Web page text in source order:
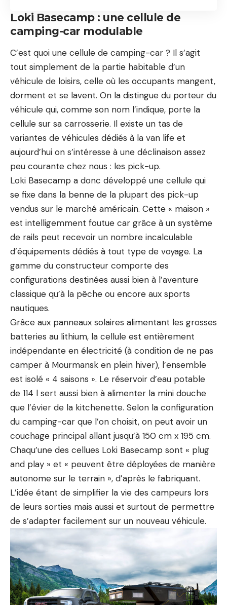
Loki Basecamp : une cellule de
camping-car modulable
C’est quoi une cellule de camping-car ? Il s’agit
tout simplement de la partie habitable d’un
véhicule de loisirs, celle où les occupants mangent,
dorment et se lavent. On la distingue du porteur du
véhicule qui, comme son nom l’indique, porte la
cellule sur sa carrosserie. Il existe un tas de
variantes de véhicules dédiés à la van life et
aujourd’hui on s’intéresse à une déclinaison assez
peu courante chez nous : les pick-up.
Loki Basecamp a donc développé une cellule qui
se fixe dans la benne de la plupart des pick-up
vendus sur le marché américain. Cette « maison »
est intelligemment foutue car grâce à un système
de rails peut recevoir un nombre incalculable
d’équipements dédiés à tout type de voyage. La
gamme du constructeur comporte des
configurations destinées aussi bien à l’aventure
classique qu’à la pêche ou encore aux sports
nautiques.
Grâce aux panneaux solaires alimentant les grosses
batteries au lithium, la cellule est entièrement
indépendante en électricité (à condition de ne pas
camper à Mourmansk en plein hiver), l’ensemble
est isolé « 4 saisons ». Le réservoir d’eau potable
de 114 l sert aussi bien à alimenter la mini douche
que l’évier de la kitchenette. Selon la configuration
du camping-car que l’on choisit, on peut avoir un
couchage principal allant jusqu’à 150 cm x 195 cm.
Chaqu’une des cellues Loki Basecamp sont « plug
and play » et « peuvent être déployées de manière
autonome sur le terrain », d’après le fabriquant.
L’idée étant de simplifier la vie des campeurs lors
de leurs sorties mais aussi et surtout de permettre
de s’adapter facilement sur un nouveau véhicule.